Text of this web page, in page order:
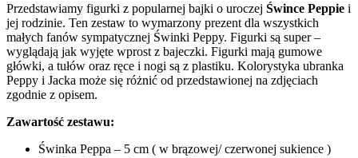
Przedstawiamy figurki z popularnej bajki o uroczej Śwince Peppie i
jej rodzinie. Ten zestaw to wymarzony prezent dla wszystkich
małych fanów sympatycznej Świnki Peppy. Figurki są super –
wyglądają jak wyjęte wprost z bajeczki. Figurki mają gumowe
główki, a tułów oraz ręce i nogi są z plastiku. Kolorystyka ubranka
Peppy i Jacka może się różnić od przedstawionej na zdjęciach
zgodnie z opisem.
Zawartość zestawu:
Świnka Peppa – 5 cm ( w brązowej/ czerwonej sukience )